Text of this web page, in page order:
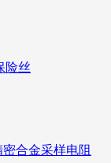
险丝
密合金采样电阻